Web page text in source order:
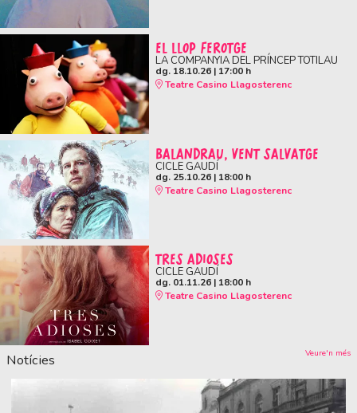
EL LLOP FEROTGE
LA COMPANYIA DEL PRÍNCEP TOTILAU
dg. 18.10.26| 17:00 h
Teatre Casino Llagosterenc
BALANDRAU, VENT SALVATGE
CICLE GAUDÍ
dg. 25.10.26| 18:00 h
Teatre Casino Llagosterenc
TRES ADIOSES
CICLE GAUDÍ
dg. 01.11.26| 18:00 h
Teatre Casino Llagosterenc
Notícies Veure'n més